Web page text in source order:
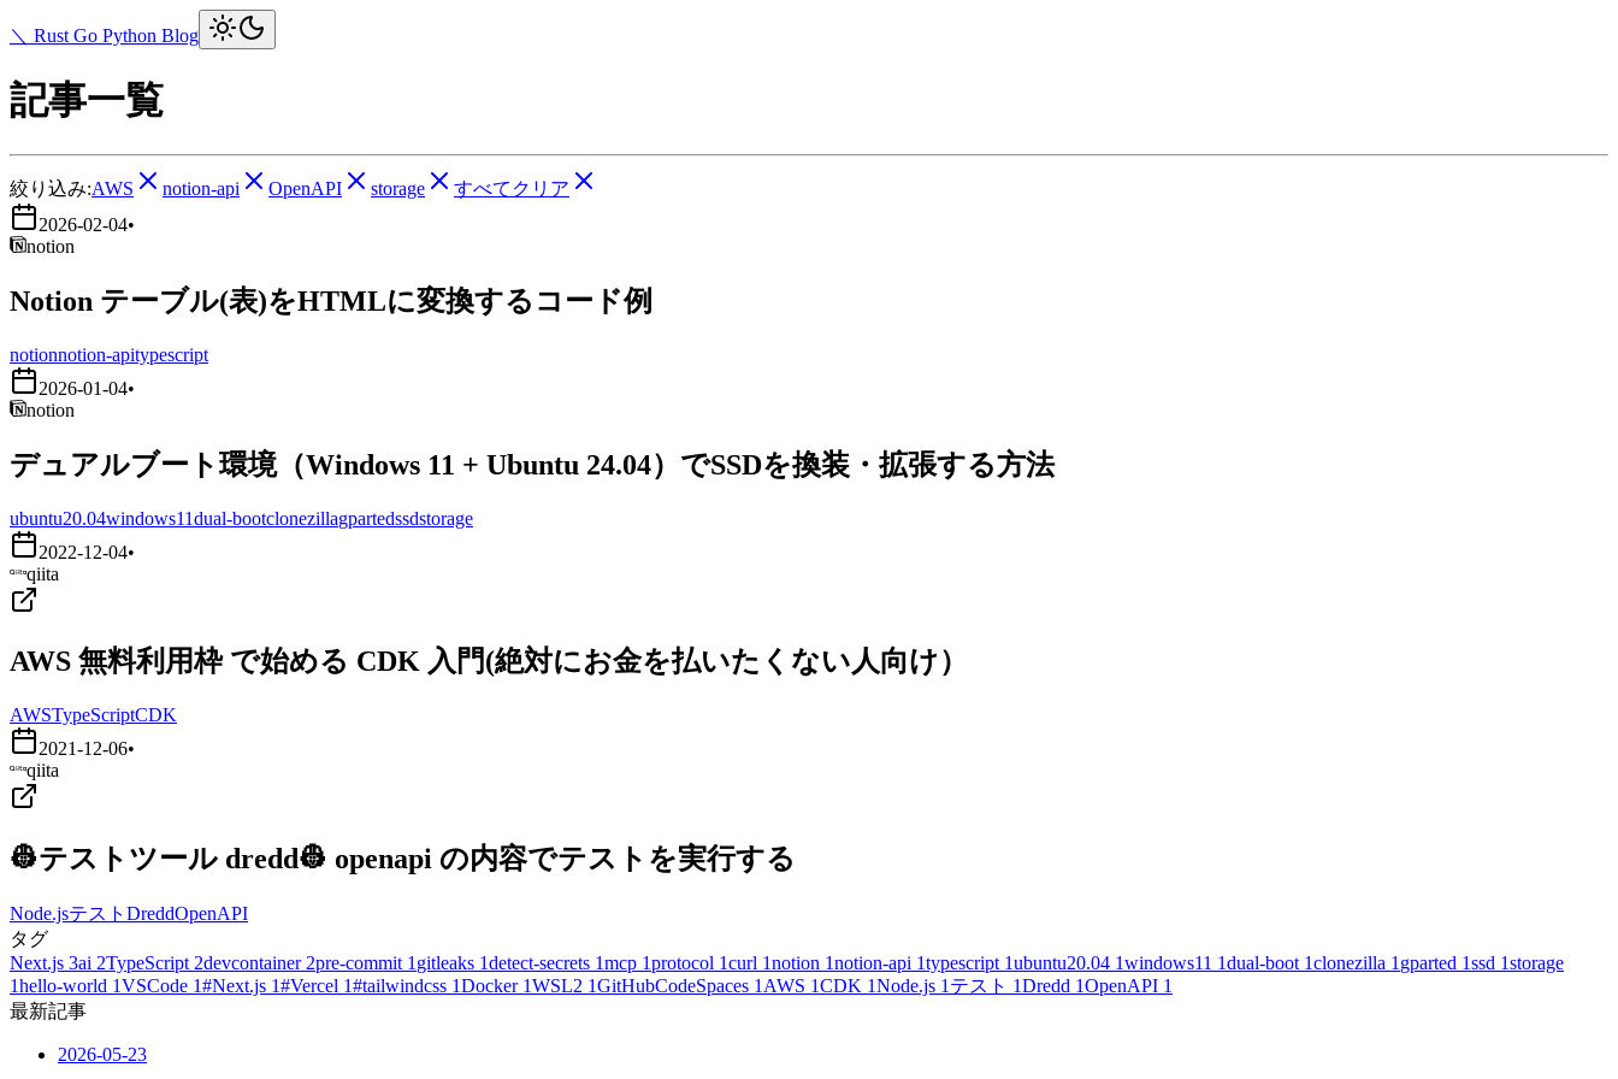
＼ Rust Go Python Blog
記事一覧
絞り込み:AWS notion-api OpenAPI storage
すべてクリア
2026-02-04•
notion
Notion テーブル(表)をHTMLに変換するコード例
notionnotion-apitypescript
2026-01-04•
notion
デュアルブート環境（Windows 11 + Ubuntu 24.04）でSSDを換装・拡張する方法
ubuntu20.04windows11dual-bootclonezillagpartedssdstorage
2022-12-04•
qiita
AWS 無料利用枠 で始める CDK 入門(絶対にお金を払いたくない人向け）
AWSTypeScriptCDK
2021-12-06•
qiita
👷テストツール dredd👷 openapi の内容でテストを実行する
Node.jsテスト DreddOpenAPI
タグ
Next.js 3ai 2TypeScript 2devcontainer 2pre-commit 1 gitleaks 1detect-secrets 1mcp 1protocol 1curl 1notion 1notion-api 1typescript 1ubuntu20.04 1windows11 1dual-boot 1clonezilla 1 gparted 1ssd 1storage
1hello-world 1VSCode 1#Next.js 1#Vercel 1#tailwindcss 1Docker 1WSL2 1GitHubCodeSpaces 1 AWS 1CDK 1Node.js 1 テスト 1Dredd 1OpenAPI 1
最新記事
2026-05-23